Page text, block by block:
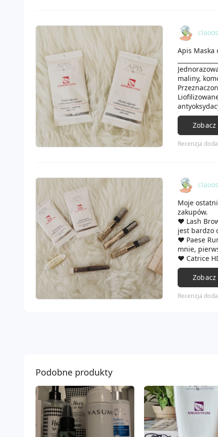
claoos
Apis Maska
maliny,
migdałowy,
fajnie i
skóry. Ma
skóra jest
Recenzja
claoos
Moje
zakupów.
❤️ Lash
jest bardzo
❤️ Paese
mnie,
❤️ Catrice
podkłady
Wybrałam
❤️ Apis
marki i
Recenzja
Podobne produkty